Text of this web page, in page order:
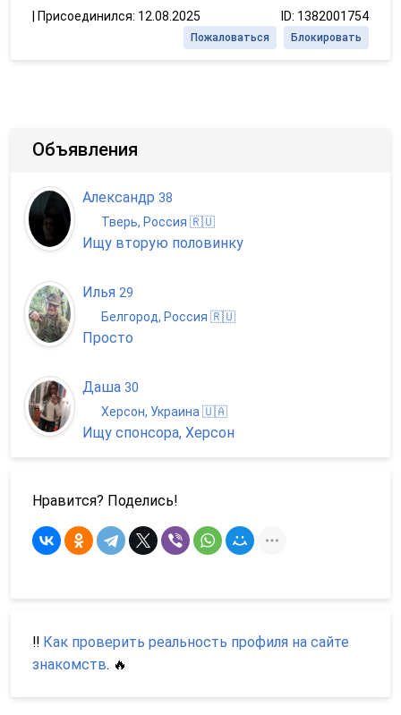
Присоединился: 12.08.2025 ID: 1382001754
Блокировать
Пожаловаться
Объявления
Александр 38
Тверь, Россия 🇷🇺
Ищу вторую половинку
Илья 29
Белгород, Россия 🇷🇺
Просто
Даша 30
Херсон, Украина 🇺🇦
Ищу спонсора, Херсон
Нравится? Поделись!
‼️ Как проверить реальность профиля на сайте
знакомств. 🔥